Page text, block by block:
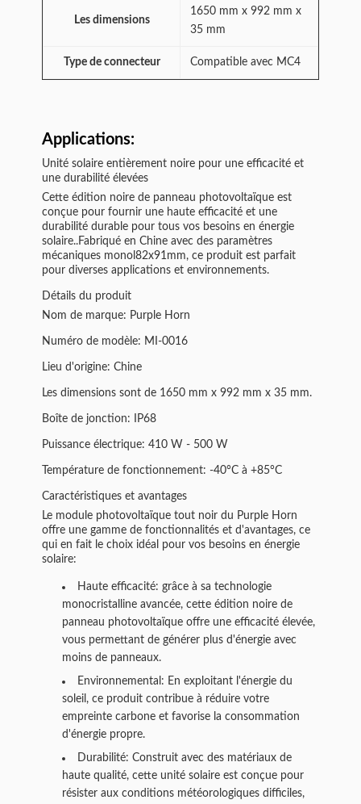
Les dimensions
1650 mm x 992 mm x
35 mm
Type de connecteur Compatible avec MC4
Applications:
Unité solaire entièrement noire pour une efficacité et
une durabilité élevées
Cette édition noire de panneau photovoltaïque est
conçue pour fournir une haute efficacité et une
durabilité durable pour tous vos besoins en énergie
solaire..Fabriqué en Chine avec des paramètres
mécaniques monol82x91mm, ce produit est parfait
pour diverses applications et environnements.
Détails du produit
Nom de marque: Purple Horn
Numéro de modèle: MI-0016
Lieu d'origine: Chine
Les dimensions sont de 1650 mm x 992 mm x 35 mm.
Boîte de jonction: IP68
Puissance électrique: 410 W - 500 W
Température de fonctionnement: -40°C à +85°C
Caractéristiques et avantages
Le module photovoltaïque tout noir du Purple Horn
offre une gamme de fonctionnalités et d'avantages, ce
qui en fait le choix idéal pour vos besoins en énergie
solaire:
Haute efficacité: grâce à sa technologie
monocristalline avancée, cette édition noire de
panneau photovoltaïque offre une efficacité élevée,
vous permettant de générer plus d'énergie avec
moins de panneaux.
Environnemental: En exploitant l'énergie du
soleil, ce produit contribue à réduire votre
empreinte carbone et favorise la consommation
d'énergie propre.
Durabilité: Construit avec des matériaux de
haute qualité, cette unité solaire est conçue pour
résister aux conditions météorologiques difficiles,